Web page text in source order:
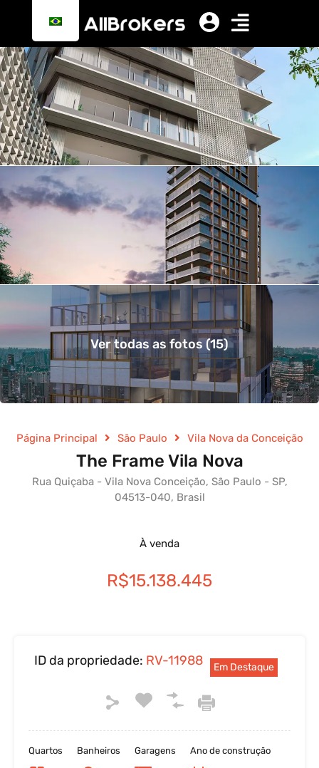
Ver todas as fotos (15)
Página Principal São Paulo Vila Nova da Conceição
The Frame Vila Nova
Rua Quiçaba - Vila Nova Conceição, São Paulo - SP,
04513-040, Brasil
À venda
R$15.138.445
ID da propriedade: RV-11988 Em Destaque
Quartos Banheiros Garagens Ano de construção